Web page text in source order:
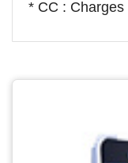
* CC :